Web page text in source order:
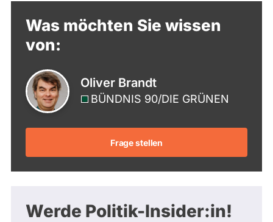
Was möchten Sie wissen
von:
Oliver Brandt
BÜNDNIS 90/­DIE GRÜNEN
Frage stellen
Werde Politik-Insider:in!